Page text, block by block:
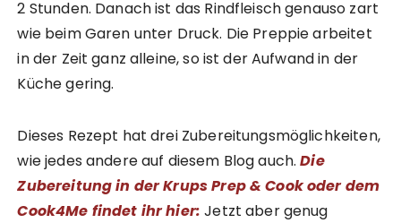
2 Stunden. Danach ist das Rindfleisch genauso zart
wie beim Garen unter Druck. Die Preppie arbeitet
in der Zeit ganz alleine, so ist der Aufwand in der
Küche gering.
Dieses Rezept hat drei Zubereitungsmöglichkeiten,
wie jedes andere auf diesem Blog auch.Die
Zubereitung in der Krups Prep & Cook oder dem
Cook4Me findet ihr hier: Jetzt aber genug